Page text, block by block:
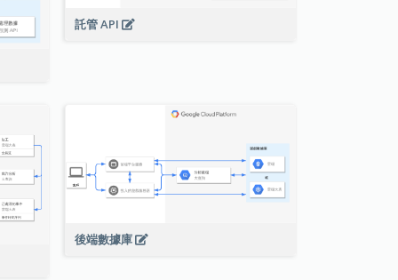
託管 API
後端數據庫